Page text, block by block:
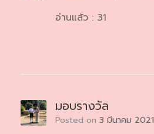
อ่านแล้ว : 31
มอบรางวัล
Posted on 3 มีนาคม 2021